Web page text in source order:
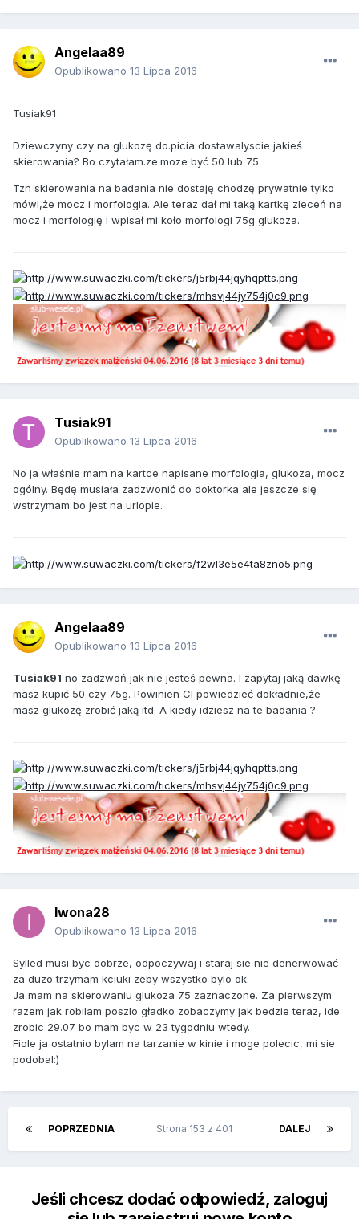
Angelaa89
Opublikowano 13 Lipca 2016
Tusiak91
Dziewczyny czy na glukozę do.picia dostawalyscie jakieś
skierowania? Bo czytałam.ze.moze być 50 lub 75
Tzn skierowania na badania nie dostaję chodzę prywatnie tylko
mówi,że mocz i morfologia. Ale teraz dał mi taką kartkę zleceń na
mocz i morfologię i wpisał mi koło morfologi 75g glukoza.
Tusiak91
Opublikowano 13 Lipca 2016
No ja właśnie mam na kartce napisane morfologia, glukoza, mocz
ogólny. Będę musiała zadzwonić do doktorka ale jeszcze się
wstrzymam bo jest na urlopie.
Angelaa89
Opublikowano 13 Lipca 2016
Tusiak91 no zadzwoń jak nie jesteś pewna. I zapytaj jaką dawkę
masz kupić 50 czy 75g. Powinien CI powiedzieć dokładnie,że
masz glukozę zrobić jaką itd. A kiedy idziesz na te badania ?
Iwona28
Opublikowano 13 Lipca 2016
Sylled musi byc dobrze, odpoczywaj i staraj sie nie denerwować
za duzo trzymam kciuki zeby wszystko bylo ok.
Ja mam na skierowaniu glukoza 75 zaznaczone. Za pierwszym
razem jak robilam poszlo gładko zobaczymy jak bedzie teraz, ide
zrobic 29.07 bo mam byc w 23 tygodniu wtedy.
Fiole ja ostatnio bylam na tarzanie w kinie i moge polecic, mi sie
podobal:)
POPRZEDNIA DALEJ
Strona 153 z 401
Jeśli chcesz dodać odpowiedź, zaloguj